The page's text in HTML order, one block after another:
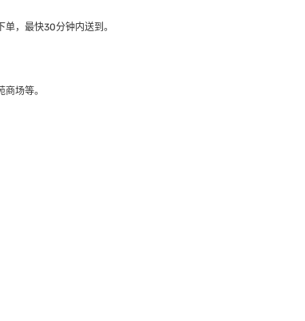
，最快30分钟内送到​。
场等。